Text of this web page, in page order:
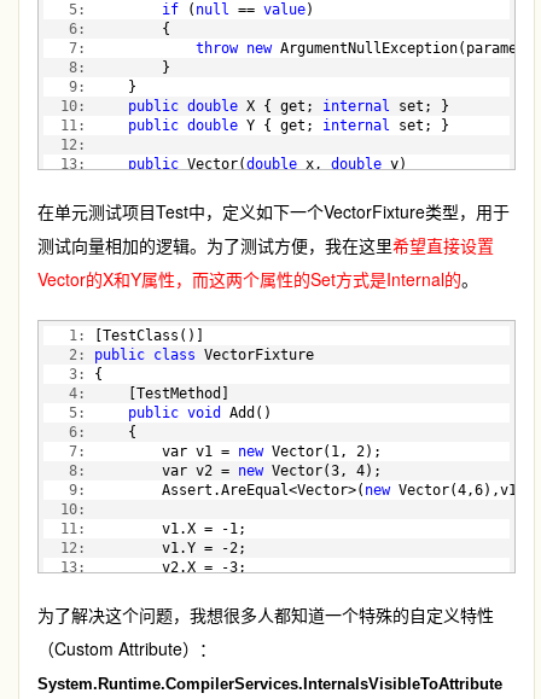
   5:
if ( null == value)
   6:
         {
   7:
throw new
   8:
         }
   9:
     }
  10:
public double X { get; internal set; }
  11:
public double Y { get; internal set; }
  12:
  13:
public Vector(double x, double y)
  15:
this .X = x;
  16:
this .Y = y;
  17:
     }
  19:
public override bool Equals(object obj)
  21:
         Vector vector = obj
as Vector;
  22:
if ( null
  23:
         {
  24:
  25:
         }
  26:
  27:
  28:
  29:
  30:
public static Vector operator + (Vector v1,
  31:
  32:
         EnsureNotNull(v1,
  33:
         EnsureNotNull(v2,
  34:
return new Vector(v1.X + v2.X, v1.Y+ v2.Y);
  36:
  37:
public override int GetHashCode()
  38:
     {
  40:
     }
在单元测试项目Test中，定义如下一个VectorFixture类型，用于
测试向量相加的逻辑。为了测试方便，我在这里希望直接设置
Vector的X和Y属性，而这两个属性的Set方式是Internal的。
   1:
[TestClass()]
   2:
public class VectorFixture
   3:
{
   4:
     [TestMethod]
   5:
public void
Add()
   6:
     {
   7:
         var v1 =
new Vector(1, 2);
   8:
         var v2 =
new Vector(3, 4);
   9:
         Assert.AreEqual<Vector>(
new
  10:
  11:
         v1.X = -1;
  12:
         v1.Y = -2;
  13:
         v2.X = -3;
  15:
         Assert.AreEqual<Vector>(
new Vector(-4, -6),
  16:
     }
  17:
}
为了解决这个问题，我想很多人都知道一个特殊的自定义特性
（Custom Attribute）：
System.Runtime.CompilerServices.InternalsVisibleToAttribute